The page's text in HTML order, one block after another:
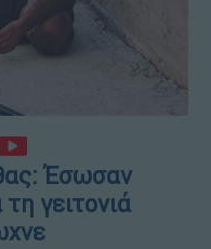
Έσωσαν
γειτονιά